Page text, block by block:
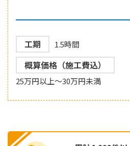
工期 1.5時間
概算価格（施工費込）
25万円以上～30万円未満